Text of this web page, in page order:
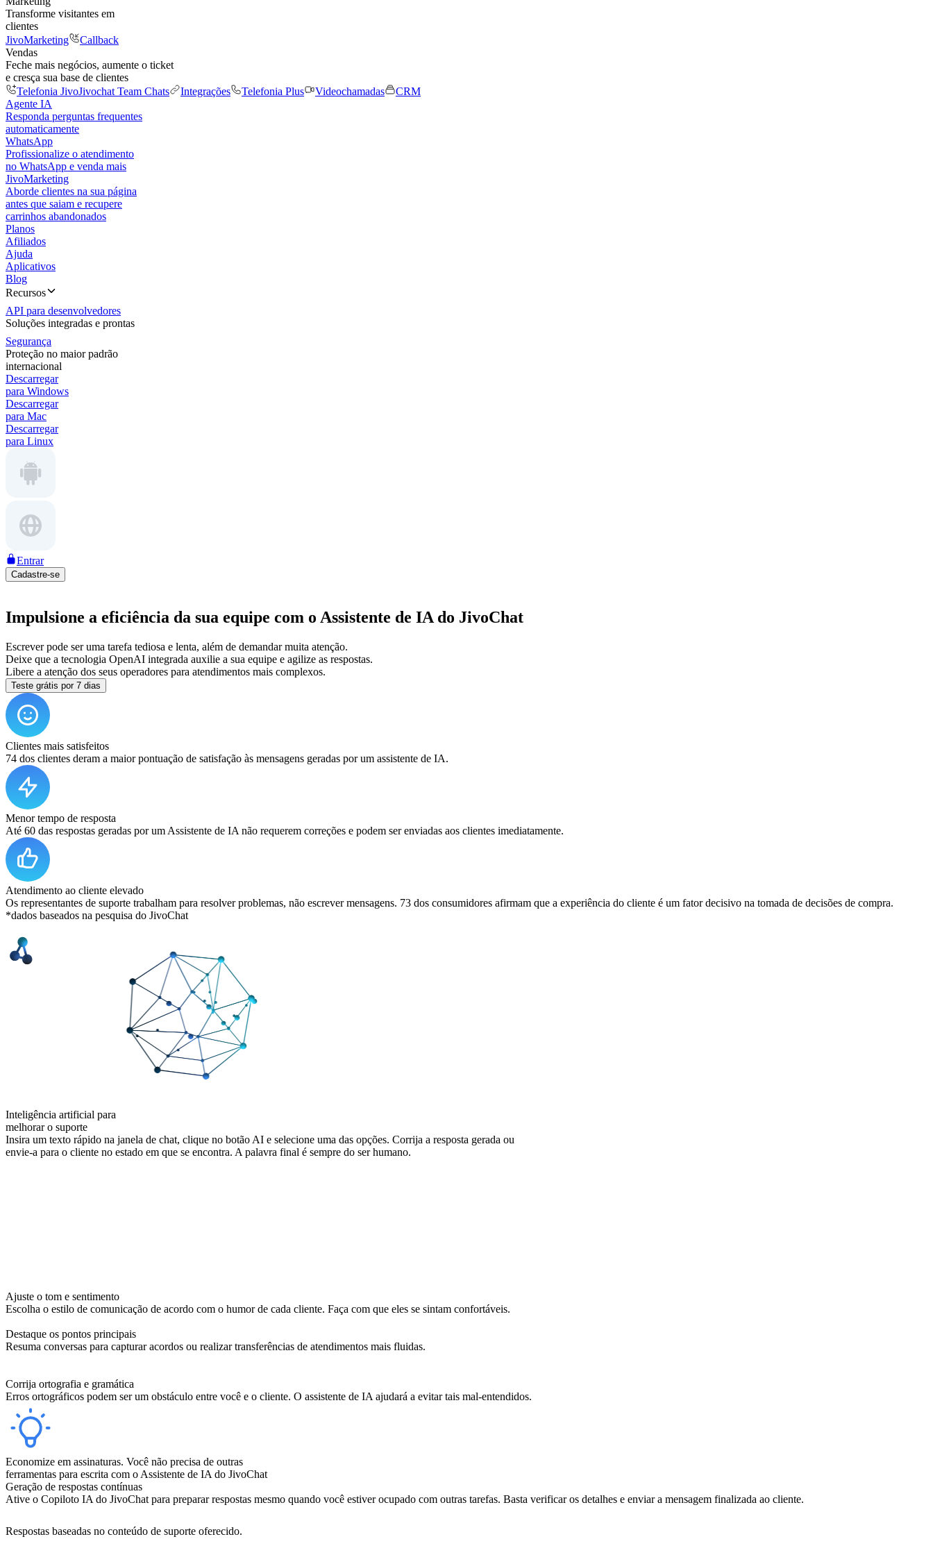
Transforme visitantes em
clientes
JivoMarketing
Callback
Vendas
Feche mais negócios, aumente o ticket
e cresça sua base de clientes
Telefonia JivoJivochat Team Chats Integrações Telefonia Plus Videochamadas
CRM
Agente IA
Responda perguntas frequentes
automaticamente
WhatsApp
Profissionalize o atendimento
no WhatsApp e venda mais
JivoMarketing
Aborde clientes na sua página
antes que saiam e recupere
carrinhos abandonados
Planos
Afiliados
Ajuda
Aplicativos
Blog
Recursos
API para desenvolvedores
Soluções integradas e prontas
Segurança
Proteção no maior padrão
internacional
Descarregar
para Windows
Descarregar
para Mac
Descarregar
para Linux
Entrar
Cadastre-se
Impulsione a eficiência da sua equipe com o Assistente de IA do JivoChat
Escrever pode ser uma tarefa tediosa e lenta, além de demandar muita atenção.
Deixe que a tecnologia OpenAI integrada auxilie a sua equipe e agilize as respostas.
Libere a atenção dos seus operadores para atendimentos mais complexos.
Teste grátis por 7 dias
Clientes mais satisfeitos
74 dos clientes deram a maior pontuação de satisfação às mensagens geradas por um assistente de IA.
Menor tempo de resposta
Até 60 das respostas geradas por um Assistente de IA não requerem correções e podem ser enviadas aos clientes imediatamente.
Atendimento ao cliente elevado
Os representantes de suporte trabalham para resolver problemas, não escrever mensagens. 73 dos consumidores afirmam que a experiência do cliente é um fator decisivo na tomada de decisões de compra.
*dados baseados na pesquisa do JivoChat
Inteligência artificial para
melhorar o suporte
Insira um texto rápido na janela de chat, clique no botão AI e selecione uma das opções. Corrija a resposta gerada ou
envie-a para o cliente no estado em que se encontra. A palavra final é sempre do ser humano.
Ajuste o tom e sentimento
Escolha o estilo de comunicação de acordo com o humor de cada cliente. Faça com que eles se sintam confortáveis.
Destaque os pontos principais
Resuma conversas para capturar acordos ou realizar transferências de atendimentos mais fluidas.
Corrija ortografia e gramática
Erros ortográficos podem ser um obstáculo entre você e o cliente. O assistente de IA ajudará a evitar tais mal-entendidos.
Economize em assinaturas. Você não precisa de outras
ferramentas para escrita com o Assistente de IA do JivoChat
Geração de respostas contínuas
Ative o Copiloto IA do JivoChat para preparar respostas mesmo quando você estiver ocupado com outras tarefas. Basta verificar os detalhes e enviar a mensagem finalizada ao cliente.
Respostas baseadas no conteúdo de suporte oferecido.